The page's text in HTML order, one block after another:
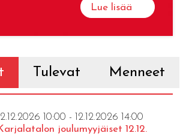
Lue lisää
Tulevat Menneet
12.12.2026 10:00 - 12.12.2026 14:00
joulumyyjäiset 12.12.